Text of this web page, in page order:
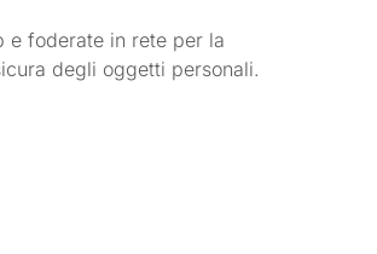
e foderate in rete per la
degli oggetti personali.